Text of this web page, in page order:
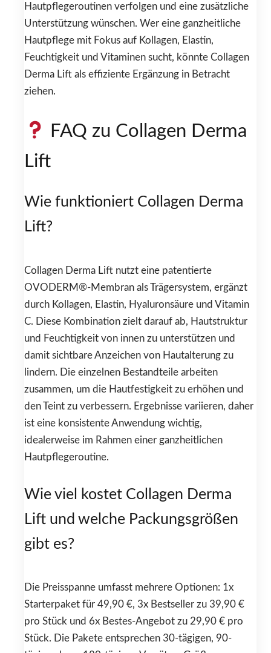
Hautpflegeroutinen verfolgen und eine zusätzliche
Unterstützung wünschen. Wer eine ganzheitliche
Hautpflege mit Fokus auf Kollagen, Elastin,
Feuchtigkeit und Vitaminen sucht, könnte Collagen
Derma Lift als effiziente Ergänzung in Betracht
ziehen.
FAQ zu Collagen Derma
Lift
Wie funktioniert Collagen Derma
Lift?
Collagen Derma Lift nutzt eine patentierte
OVODERM®-Membran als Trägersystem, ergänzt
durch Kollagen, Elastin, Hyaluronsäure und Vitamin
C. Diese Kombination zielt darauf ab, Hautstruktur
und Feuchtigkeit von innen zu unterstützen und
damit sichtbare Anzeichen von Hautalterung zu
lindern. Die einzelnen Bestandteile arbeiten
zusammen, um die Hautfestigkeit zu erhöhen und
den Teint zu verbessern. Ergebnisse variieren, daher
ist eine konsistente Anwendung wichtig,
idealerweise im Rahmen einer ganzheitlichen
Hautpflegeroutine.
Wie viel kostet Collagen Derma
Lift und welche Packungsgrößen
gibt es?
Die Preisspanne umfasst mehrere Optionen: 1x
Starterpaket für 49,90 €, 3x Bestseller zu 39,90 €
pro Stück und 6x Bestes-Angebot zu 29,90 € pro
Stück. Die Pakete entsprechen 30-tägigen, 90-